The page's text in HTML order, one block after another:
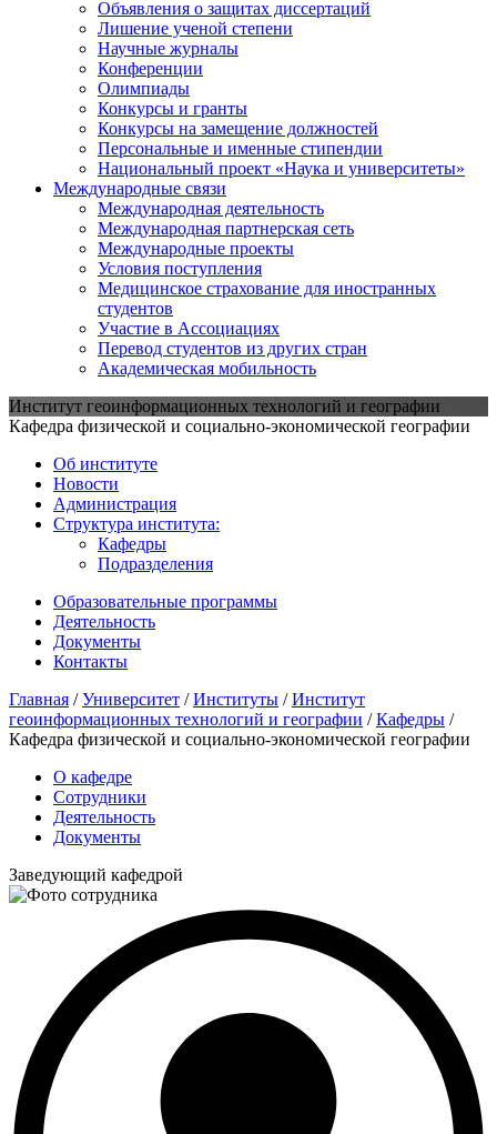
Объявления о защитах диссертаций
Лишение ученой степени
Научные журналы
Конференции
Олимпиады
Конкурсы и гранты
Конкурсы на замещение должностей
Персональные и именные стипендии
Национальный проект «Наука и университеты»
Международные связи
Международная деятельность
Международная партнерская сеть
Международные проекты
Условия поступления
Медицинское страхование для иностранных
студентов
Участие в Ассоциациях
Перевод студентов из других стран
Академическая мобильность
Институт геоинформационных технологий и географии
Кафедра физической и социально-экономической географии
Об институте
Новости
Администрация
Структура института:
Кафедры
Подразделения
Образовательные программы
Деятельность
Документы
Контакты
Главная /Университет /Институты /Институт
геоинформационных технологий и географии /Кафедры /
Кафедра физической и социально-экономической географии
О кафедре
Сотрудники
Деятельность
Документы
Заведующий кафедрой